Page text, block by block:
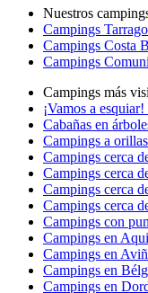
Nuestros
Campings
Campings Costa
Campings
Campings más
¡Vamos a
Cabañas en
Campings a
Campings cerca
Campings cerca
Campings cerca
Campings cerca
Campings con
Campings en
Campings en
Campings en
Campings en